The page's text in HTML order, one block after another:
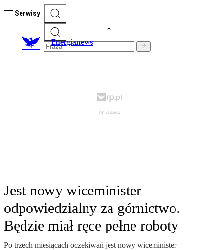
Serwisy
Energianews
Jest nowy wiceminister
odpowiedzialny za górnictwo.
Będzie miał ręce pełne roboty
Po trzech miesiącach oczekiwań jest nowy wiceminister